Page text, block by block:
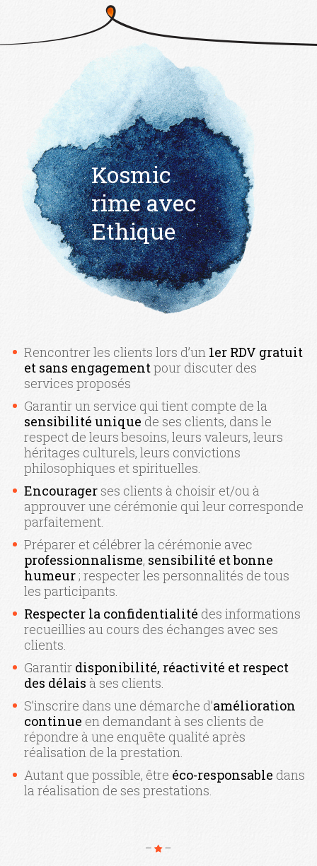
Kosmic
rime avec
Ethique
Rencontrer les clients lors d’un 1er RDV gratuit
et sans engagementpour discuter des
services proposés
Garantir un service qui tient compte de la
sensibilité unique de ses clients, dans le
respect de leurs besoins, leurs valeurs, leurs
héritages culturels, leurs convictions
philosophiques et spirituelles.
Encouragerses clients à choisir et/ou à
approuver une cérémonie qui leur corresponde
parfaitement.
Préparer et célébrer la cérémonie avec
professionnalisme, sensibilité et bonne
humeur; respecter les personnalités de tous
les participants.
Respecter la confidentialité des informations
recueillies au cours des échanges avec ses
clients.
Garantir disponibilité, réactivité et respect
des délais à ses clients.
S’inscrire dans une démarche d’amélioration
continue en demandant à ses clients de
répondre à une enquête qualité après
réalisation de la prestation.
Autant que possible, être éco-responsable dans
la réalisation de ses prestations.